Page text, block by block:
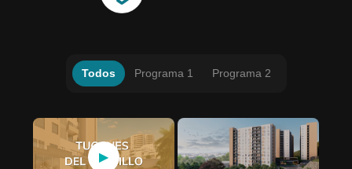
Todos Programa 1 Programa 2
▶